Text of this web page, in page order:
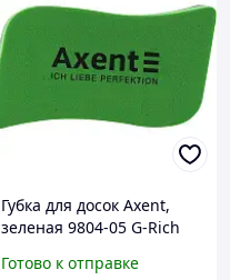
Губка для досок Axent,
зеленая 9804-05 G-Rich
Готово к отправке